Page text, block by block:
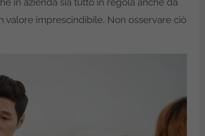
valore imprescindibile. Non osservare ciò